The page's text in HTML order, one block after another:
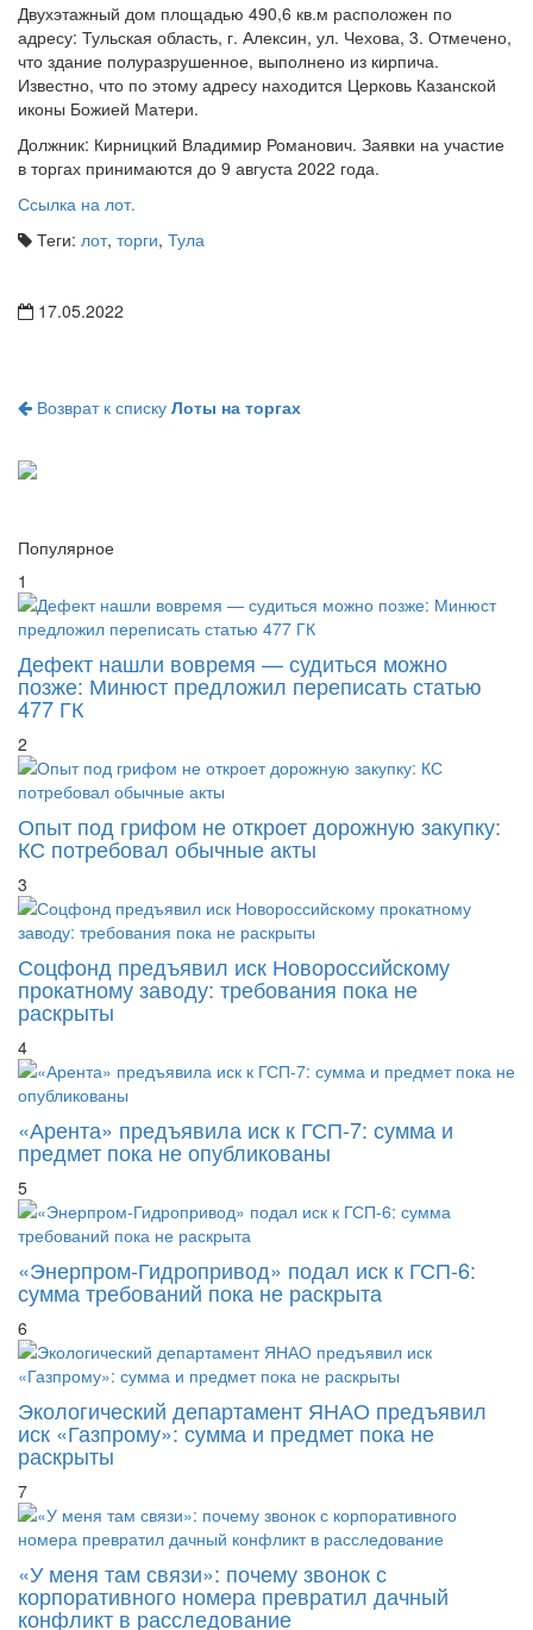
Двухэтажный дом площадью 490,6 кв.м расположен по
адресу: Тульская область, г. Алексин, ул. Чехова, 3. Отмечено,
что здание полуразрушенное, выполнено из кирпича.
Известно, что по этому адресу находится Церковь Казанской
иконы Божией Матери.
Должник: Кирницкий Владимир Романович. Заявки на участие
в торгах принимаются до 9 августа 2022 года.
Ссылка на лот.
Теги: лот, торги, Тула
17.05.2022
Возврат к списку Лоты на торгах
Популярное
1
Дефект нашли вовремя — судиться можно
позже: Минюст предложил переписать статью
477 ГК
2
Опыт под грифом не откроет дорожную закупку:
КС потребовал обычные акты
3
Соцфонд предъявил иск Новороссийскому
прокатному заводу: требования пока не
раскрыты
4
«Арента» предъявила иск к ГСП-7: сумма и
предмет пока не опубликованы
5
«Энерпром-Гидропривод» подал иск к ГСП-6:
сумма требований пока не раскрыта
6
Экологический департамент ЯНАО предъявил
иск «Газпрому»: сумма и предмет пока не
раскрыты
7
«У меня там связи»: почему звонок с
корпоративного номера превратил дачный
конфликт в расследование